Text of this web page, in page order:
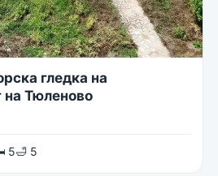
гледка на
на Тюленово
5🛁 5